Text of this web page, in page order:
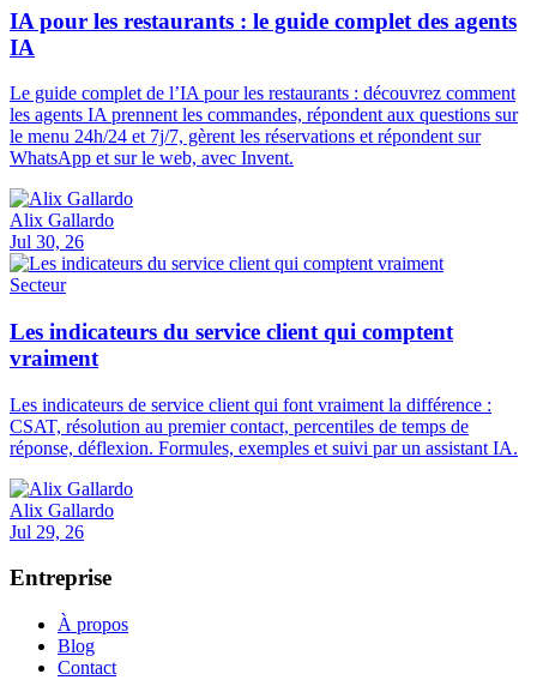
IA pour les restaurants : le guide complet des agents
IA
Le guide complet de l’IA pour les restaurants : découvrez comment
les agents IA prennent les commandes, répondent aux questions sur
le menu 24h/24 et 7j/7, gèrent les réservations et répondent sur
WhatsApp et sur le web, avec Invent.
Alix Gallardo
Jul 30, 26
Secteur
Les indicateurs du service client qui comptent
vraiment
Les indicateurs de service client qui font vraiment la différence :
CSAT, résolution au premier contact, percentiles de temps de
réponse, déflexion. Formules, exemples et suivi par un assistant IA.
Alix Gallardo
Jul 29, 26
Entreprise
À propos
Blog
Contact